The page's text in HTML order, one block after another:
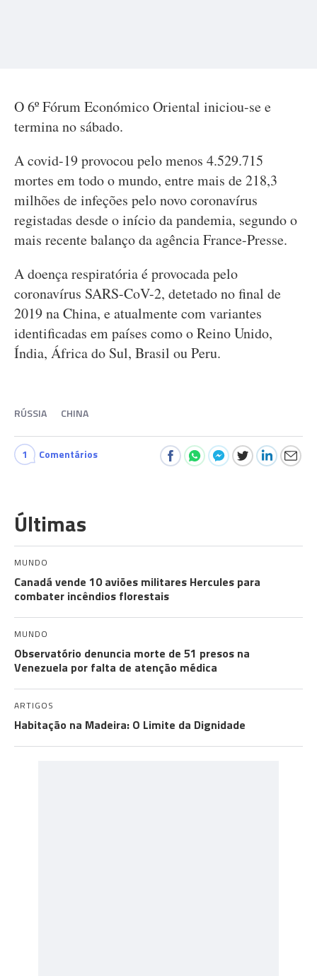
O 6º Fórum Económico Oriental iniciou-se e
termina no sábado.
A covid-19 provocou pelo menos 4.529.715
mortes em todo o mundo, entre mais de 218,3
milhões de infeções pelo novo coronavírus
registadas desde o início da pandemia, segundo o
mais recente balanço da agência France-Presse.
A doença respiratória é provocada pelo
coronavírus SARS-CoV-2, detetado no final de
2019 na China, e atualmente com variantes
identificadas em países como o Reino Unido,
Índia, África do Sul, Brasil ou Peru.
RÚSSIA CHINA
1 Comentários
Últimas
MUNDO
Canadá vende 10 aviões militares Hercules para
combater incêndios florestais
MUNDO
Observatório denuncia morte de 51 presos na
Venezuela por falta de atenção médica
ARTIGOS
Habitação na Madeira: O Limite da Dignidade